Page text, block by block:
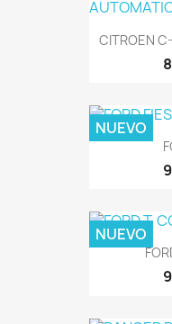
CITROEN
NUEVO
NUEVO